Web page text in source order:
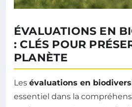
ÉVALUATIONS EN
: CLÉS POUR
PLANÈTE
Les évaluations en
essentiel dans la